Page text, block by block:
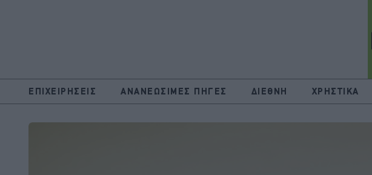
ΕΠΙΧΕΙΡΗΣΕΙΣ ΑΝΑΝΕΩΣΙΜΕΣ ΠΗΓΕΣ ΔΙΕΘΝΗ ΧΡΗΣΤΙΚΑ